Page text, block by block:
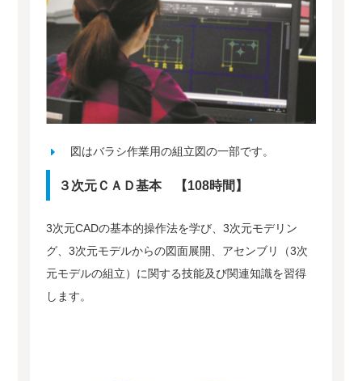
図はバラシ作業用の組立図の一部です。
３次元ＣＡＤ基本 【108時間】
3次元CADの基本的操作法を学び、3次元モデリン
グ、3次元モデルからの図面展開、アセンブリ（3次
元モデルの組立）に関する技能及び関連知識を習得
します。